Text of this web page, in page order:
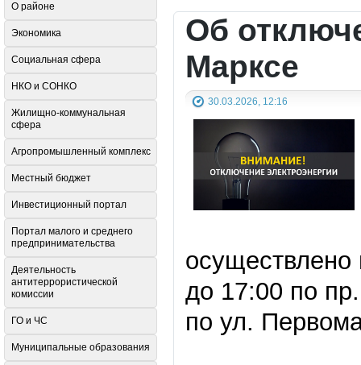
Об
Марксе
30.03.2026, 12:16
осуществлено
до 17:00 по
по ул.
О районе
Экономика
Социальная сфера
НКО и СОНКО
Жилищно-коммунальная
сфера
Агропромышленный комплекс
Местный бюджет
Инвестиционный портал
Портал малого и среднего
предпринимательства
Деятельность
антитеррористической
комиссии
ГО и ЧС
Муниципальные образования